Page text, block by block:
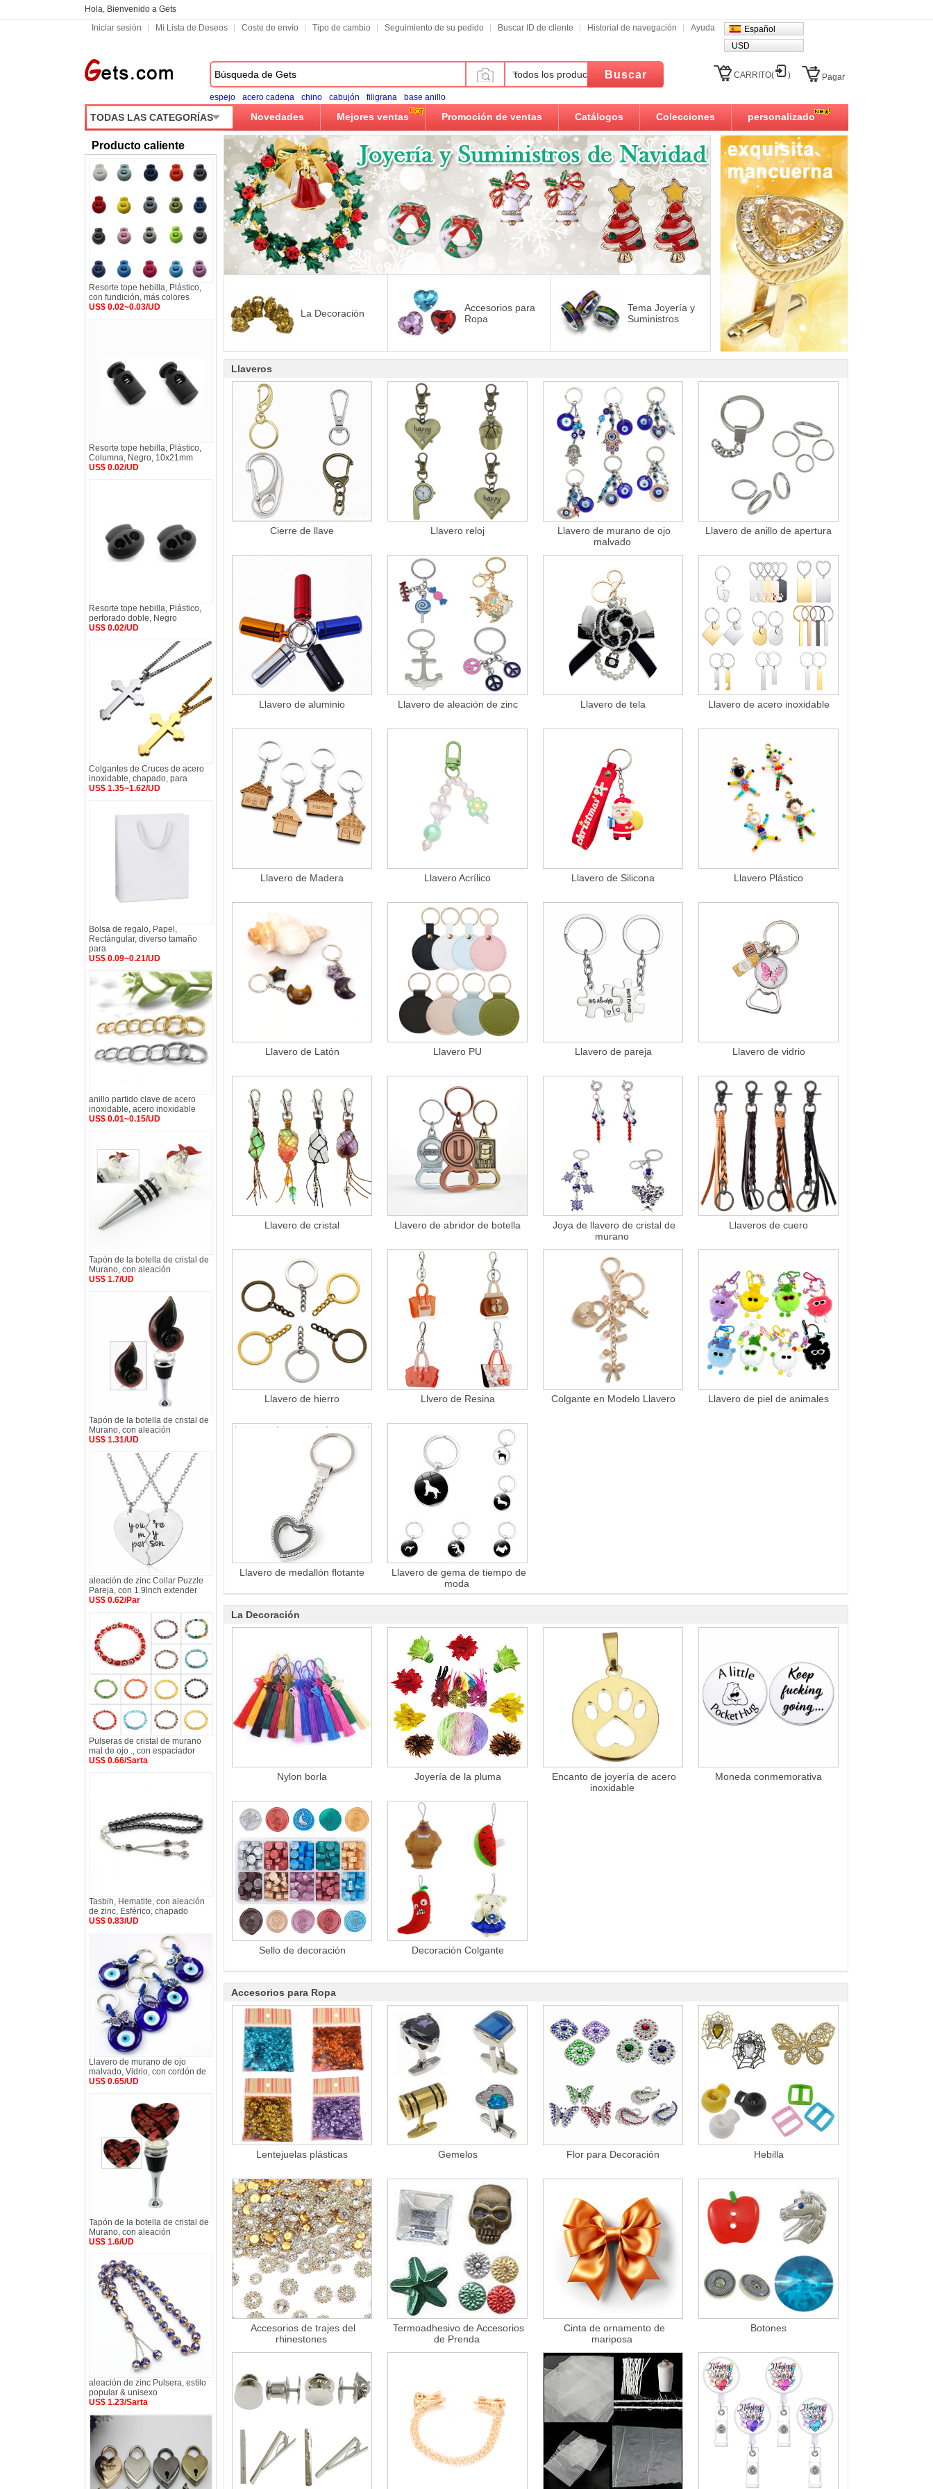
Hola, Bienvenido a Gets
Iniciar sesión
Mi Lista de Deseos Coste de envío Tipo de cambio Seguimiento de su pedido Buscar ID de cliente Historial de navegación Ayuda
Español
USD
todos los productos Buscar
espejo acero cadena chino cabujón filigrana base anillo
CARRITO( ) Pagar
TODAS LAS CATEGORÍAS Novedades Mejores ventas Promoción de ventas Catálogos Colecciones personalizado
La Decoración
Accesorios para
Ropa
Tema Joyería y
Suministros
Llaveros
Cierre de llave Llavero reloj
Llavero de murano de ojo
malvado
Llavero de anillo de apertura
Llavero de aluminio Llavero de aleación de zinc Llavero de tela Llavero de acero inoxidable
Llavero de Madera Llavero Acrílico Llavero de Silicona Llavero Plástico
Llavero de Latón Llavero PU Llavero de pareja Llavero de vidrio
Llavero de cristal Llavero de abridor de botella
Joya de llavero de cristal de
murano
Llaveros de cuero
Llavero de hierro Llvero de Resina Colgante en Modelo Llavero Llavero de piel de animales
Llavero de medallón flotante
Llavero de gema de tiempo de
moda
La Decoración
Nylon borla Joyería de la pluma
Encanto de joyería de acero
inoxidable
Moneda conmemorativa
Sello de decoración Decoración Colgante
Accesorios para Ropa
Lentejuelas plásticas Gemelos Flor para Decoración Hebilla
Accesorios de trajes del
rhinestones
Termoadhesivo de Accesorios
de Prenda
Cinta de ornamento de
mariposa
Botones
Producto caliente
Resorte tope hebilla, Plástico,
con fundición, más colores
US$ 0.02~0.03/UD
Resorte tope hebilla, Plástico,
Columna, Negro, 10x21mm
US$ 0.02/UD
Resorte tope hebilla, Plástico,
perforado doble, Negro
US$ 0.02/UD
Colgantes de Cruces de acero
inoxidable, chapado, para
US$ 1.35~1.62/UD
Bolsa de regalo, Papel,
Rectángular, diverso tamaño
para
US$ 0.09~0.21/UD
anillo partido clave de acero
inoxidable, acero inoxidable
US$ 0.01~0.15/UD
Tapón de la botella de cristal de
Murano, con aleación
US$ 1.7/UD
Tapón de la botella de cristal de
Murano, con aleación
US$ 1.31/UD
aleación de zinc Collar Puzzle
Pareja, con 1.9lnch extender
US$ 0.62/Par
Pulseras de cristal de murano
mal de ojo ., con espaciador
US$ 0.66/Sarta
Tasbih, Hematite, con aleación
de zinc, Esférico, chapado
US$ 0.83/UD
Llavero de murano de ojo
malvado, Vidrio, con cordón de
US$ 0.65/UD
Tapón de la botella de cristal de
Murano, con aleación
US$ 1.6/UD
aleación de zinc Pulsera, estilo
popular & unisexo
US$ 1.23/Sarta